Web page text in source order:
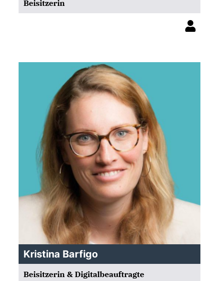
Beisitzerin
Kristina Barfigo
Beisitzerin & Digitalbeauftragte